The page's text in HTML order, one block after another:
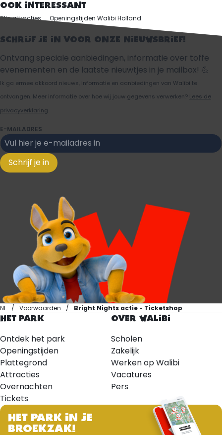
OOK INTERESSANT
Alle attracties
Openingstijden Walibi Holland
SCHRIJF JE IN VOOR ONZE NIEUWSBRIEF!
Ontvang speciale aanbiedingen, informatie over toffe
evenementen en de laatste nieuwtjes in je mailbox! 💪
Ik ga ermee akkoord nieuws, informatie en aanbiedingen van Walibi te
ontvangen. Meer informatie over hoe wij jouw gegevens verwerken? Lees de
privacyverklaring
E-MAILADRES
Schrijf je in
NL Voorwaarden
Bright Nights actie - Ticketshop
HET PARK
Ontdek het park
Openingstijden
Plattegrond
Attracties
Overnachten
Tickets
OVER WALIBI
Scholen
Zakelijk
Werken op Walibi
Vacatures
Pers
HET PARK IN JE
BROEKZAK!